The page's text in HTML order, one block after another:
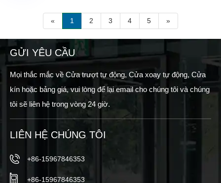
« 1 2 3 4 5 »
GỬI YÊU CẦU
Mọi thắc mắc về Cửa trượt tự động, Cửa xoay tự động, Cửa
kín hoặc bảng giá, vui lòng để lại email cho chúng tôi và chúng
tôi sẽ liên hệ trong vòng 24 giờ.
LIÊN HỆ CHÚNG TÔI
+86-15967846353
+86-15967846353